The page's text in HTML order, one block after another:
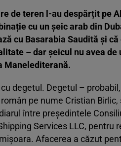
de teren l-au despărțit pe
cu un șeic arab din
cu Basarabia Saudită și
– dar șeicul nu avea de
Manelediterană.
degetul. Degetul –
pe nume Cristian
între președintele
Services LLC, pentru
Afacerea a căzut